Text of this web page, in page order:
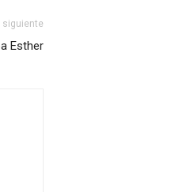
siguiente
Esther